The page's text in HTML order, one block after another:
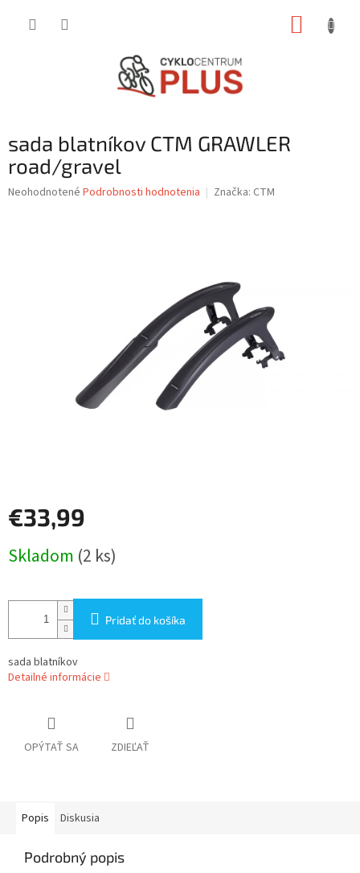
sada blatníkov CTM GRAWLER
road/gravel
Priemerné
Neohodnotené Podrobnosti hodnotenia Značka: CTM
€33,99
cena:
Skladom (2 ks)
Pridať do košíka
sada blatníkov
Detailné informácie
OPÝTAŤ SA ZDIEĽAŤ
Popis Diskusia
Podrobný popis